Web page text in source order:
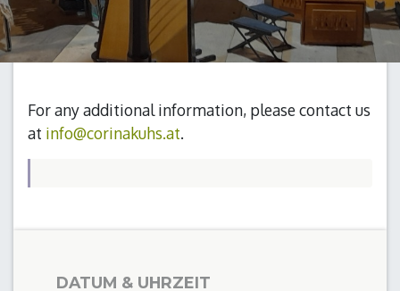
For any additional information, please contact us
at info@corinakuhs.at.
DATUM & UHRZEIT